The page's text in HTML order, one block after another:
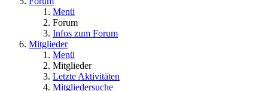
Menü
Forum
Infos zum Forum
Mitglieder
Menü
Mitglieder
Letzte Aktivitäten
Mitgliedersuche